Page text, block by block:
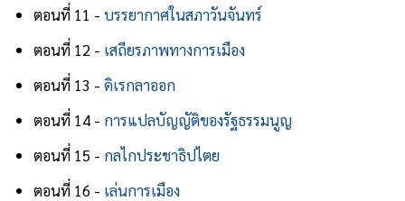
ตอนที่ 11 - บรรยากาศในสภาวันจันทร์
ตอนที่ 12 - เสถียรภาพทางการเมือง
ตอนที่ 13 - ดิเรกลาออก
ตอนที่ 14 - การแปลบัญญัติของรัฐธรรมนูญ
ตอนที่ 15 - กลไกประชาธิปไตย
ตอนที่ 16 - เล่นการเมือง